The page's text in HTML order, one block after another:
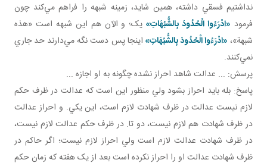
نداشتيم فسقي داشته، همين شايد، زمينه شبهه را فراهم مي‌کند چون
فرمود «ادْرَءُوا الْحُدُودَ بِالشُّبُهَاتِ» يک؛ و الآن هم اين شبهه است «هذه
شبهة»، «ادْرَءُوا الْحُدُودَ بِالشُّبُهَاتِ» اينجا پس دست نگه مي‌دارند حد جاري
نمي‌کنند.
پرسش: ... عدالت شاهد احراز نشده چگونه به او اجازه ...
پاسخ: بله بايد احراز بشود ولي منظور اين است که عدالت در ظرف حکم
لازم نيست عدالت در ظرف شهادت لازم است، اين يکي. و احراز عدالت
در ظرف شهادت هم لازم نيست، دو تا. در ظرف حکم عدالت لازم نيست،
در ظرف شهادت عدالت لازم است ولي احراز لازم نيست؛ اگر حاکم در
ظرف شهادت عدالت او را احراز نکرده است بعد از يک هفته که زمان حکم